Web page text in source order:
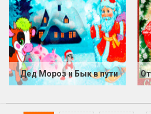
Дед Мороз и Бык в пути